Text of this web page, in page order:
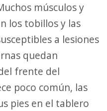
músculos y
los tobillos y las
a lesiones
quedan
frente del
poco común, las
pies en el tablero